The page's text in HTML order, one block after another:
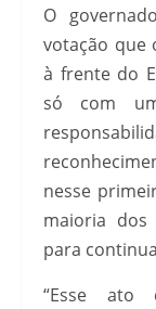
O
votação que
à frente do
só com
nesse
maioria
para
“Esse ato